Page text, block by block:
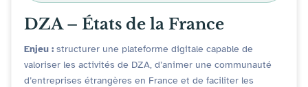
DZA – États de la France
Enjeu : structurer une plateforme digitale capable de
valoriser les activités de DZA, d’animer une communauté
d’entreprises étrangères en France et de faciliter les